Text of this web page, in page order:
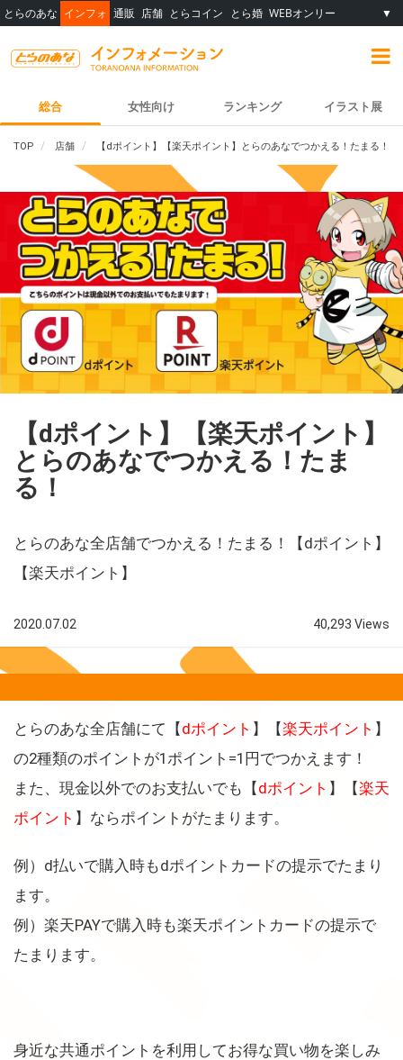
とらのあな インフォ 通販 店舗 とらコイン とら婚 WEBオンリー ▼
総合 女性向け ランキング イラスト展
TOP 店舗 【dポイント】【楽天ポイント】とらのあなでつかえる！たまる！
【dポイント】【楽天ポイント】
とらのあなでつかえる！たま
る！
とらのあな全店舗でつかえる！たまる！【dポイント】
【楽天ポイント】
2020.07.02 40,293 Views
とらのあな全店舗にて【dポイント 】【楽天ポイント 】
の2種類のポイントが1ポイント=1円でつかえます！
また、現金以外でのお支払いでも【dポイント 】【楽天
ポイント 】ならポイントがたまります。
例）d払いで購入時もdポイントカードの提示でたまり
ます。
例）楽天PAYで購入時も楽天ポイントカードの提示で
たまります。
身近な共通ポイントを利用してお得な買い物を楽しみ